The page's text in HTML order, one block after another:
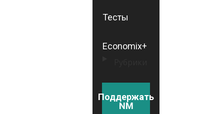
Тесты
Economix+
Поддержать
NM